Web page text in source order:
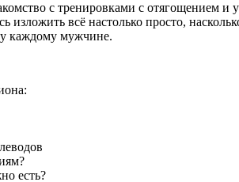
с тренировками с отягощением
изложить всё настолько просто,
каждому мужчине.
есть?